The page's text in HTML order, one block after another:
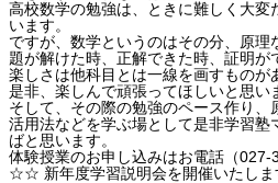
高校数学の勉強は、ときに難しく大変
います。
ですが、数学というのはその分、原理
題が解けた時、正解できた時、証明が
楽しさは他科目とは一線を画すものが
是非、楽しんで頑張ってほしいと思い
そして、その際の勉強のペース作り
活用法などを学ぶ場として是非学習塾
ばと思います。
体験授業のお申し込みはお電話（027-
☆☆ 新年度学習説明会を開催いたし